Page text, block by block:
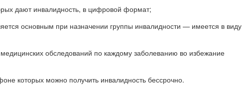
дают инвалидность, в цифровой формат;
основным при назначении группы инвалидности — имеется в виду
обследований по каждому заболеванию во избежание
которых можно получить инвалидность бессрочно.